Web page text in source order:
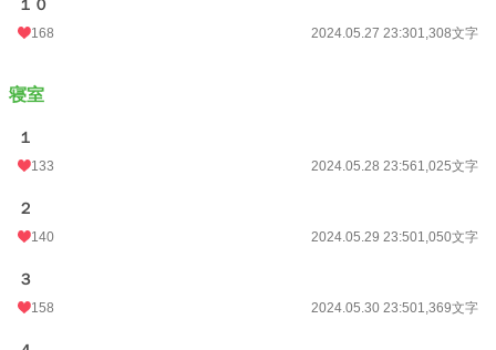
１０
168 2024.05.27 23:301,308文字
寝室
１
133 2024.05.28 23:561,025文字
２
140 2024.05.29 23:501,050文字
３
158 2024.05.30 23:501,369文字